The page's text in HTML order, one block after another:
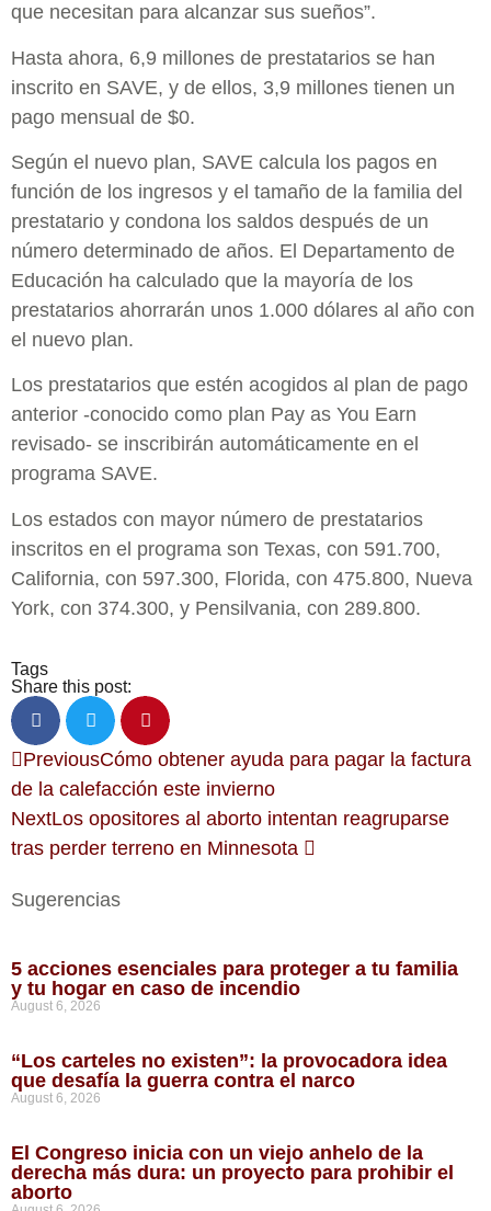
que necesitan para alcanzar sus sueños”.
Hasta ahora, 6,9 millones de prestatarios se han
inscrito en SAVE, y de ellos, 3,9 millones tienen un
pago mensual de $0.
Según el nuevo plan, SAVE calcula los pagos en
función de los ingresos y el tamaño de la familia del
prestatario y condona los saldos después de un
número determinado de años. El Departamento de
Educación ha calculado que la mayoría de los
prestatarios ahorrarán unos 1.000 dólares al año con
el nuevo plan.
Los prestatarios que estén acogidos al plan de pago
anterior -conocido como plan Pay as You Earn
revisado- se inscribirán automáticamente en el
programa SAVE.
Los estados con mayor número de prestatarios
inscritos en el programa son Texas, con 591.700,
California, con 597.300, Florida, con 475.800, Nueva
York, con 374.300, y Pensilvania, con 289.800.
Tags
Share this post:
PreviousCómo obtener ayuda para pagar la factura
de la calefacción este invierno
NextLos opositores al aborto intentan reagruparse
tras perder terreno en Minnesota
Sugerencias
5 acciones esenciales para proteger a tu familia
y tu hogar en caso de incendio
August 6, 2026
“Los carteles no existen”: la provocadora idea
que desafía la guerra contra el narco
August 6, 2026
El Congreso inicia con un viejo anhelo de la
derecha más dura: un proyecto para prohibir el
aborto